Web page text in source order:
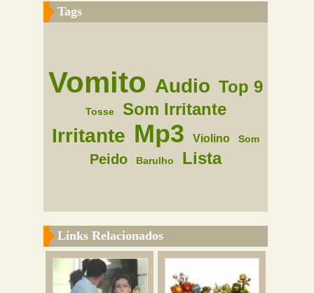
Tags
Vomito Audio Top 9
Tosse Som Irritante
Irritante Mp3 Violino Som
Peido Barulho Lista
Links Relacionados